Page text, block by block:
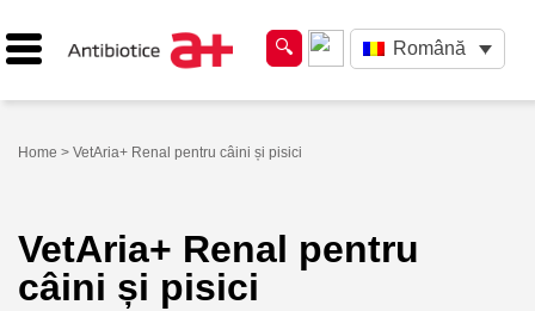
Română
Home > VetAria+ Renal pentru câini și pisici
VetAria+ Renal pentru
câini și pisici